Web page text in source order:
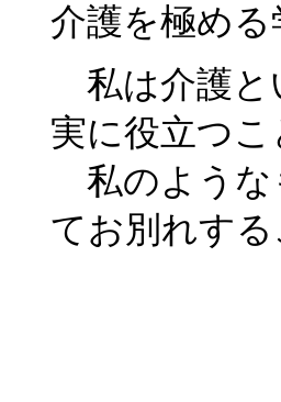
介護を極め
私は介護と
実に役立つ
私のような
てお別れす